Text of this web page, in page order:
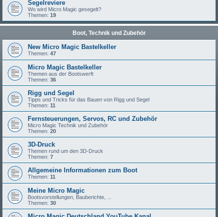
Segelreviere
Wo wird Micro Magic gesegelt?
Themen: 19
Boot, Technik und Zubehör
New Micro Magic Bastelkeller
Themen: 47
Micro Magic Bastelkeller
Themen aus der Bootswerft
Themen: 36
Rigg und Segel
Tipps und Tricks für das Bauen von Rigg und Segel
Themen: 11
Fernsteuerungen, Servos, RC und Zubehör
Micro Magic Technik und Zubehör
Themen: 20
3D-Druck
Themen rund um den 3D-Druck
Themen: 7
Allgemeine Informationen zum Boot
Themen: 11
Meine Micro Magic
Bootsvorstellungen, Bauberichte, ...
Themen: 30